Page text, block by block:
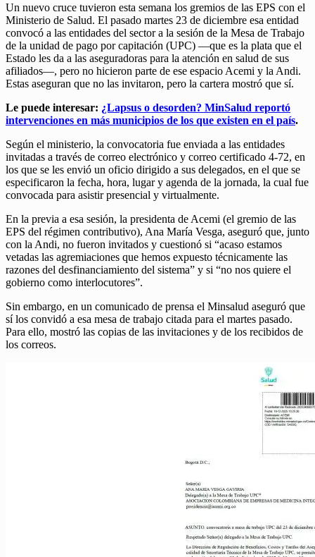
Un nuevo cruce tuvieron esta semana los gremios de las EPS con el
Ministerio de Salud. El pasado martes 23 de diciembre esa entidad
convocó a las entidades del sector a la sesión de la Mesa de Trabajo
de la unidad de pago por capitación (UPC) —que es la plata que el
Estado les da a las aseguradoras para la atención en salud de sus
afiliados—, pero no hicieron parte de ese espacio Acemi y la Andi.
Estas aseguran que no las invitaron, pero la cartera mostró que sí.
Le puede interesar: ¿Lapsus o desorden? MinSalud reportó
intervenciones en más municipios de los que existen en el país.
Según el ministerio, la convocatoria fue enviada a las entidades
invitadas a través de correo electrónico y correo certificado 4-72, en
los que se les envió un oficio dirigido a sus delegados, en el que se
especificaron la fecha, hora, lugar y agenda de la jornada, la cual fue
convocada para asistir presencial y virtualmente.
En la previa a esa sesión, la presidenta de Acemi (el gremio de las
EPS del régimen contributivo), Ana María Vesga, aseguró que, junto
con la Andi, no fueron invitados y cuestionó si “acaso estamos
vetadas las agremiaciones que hemos expuesto técnicamente las
razones del desfinanciamiento del sistema” y si “no nos quiere el
gobierno como interlocutores”.
Sin embargo, en un comunicado de prensa el Minsalud aseguró que
sí los convidó a esa mesa de trabajo citada para el martes pasado.
Para ello, mostró las copias de las invitaciones y de los recibidos de
los correos.